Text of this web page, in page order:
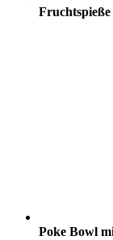
Poke Bowl